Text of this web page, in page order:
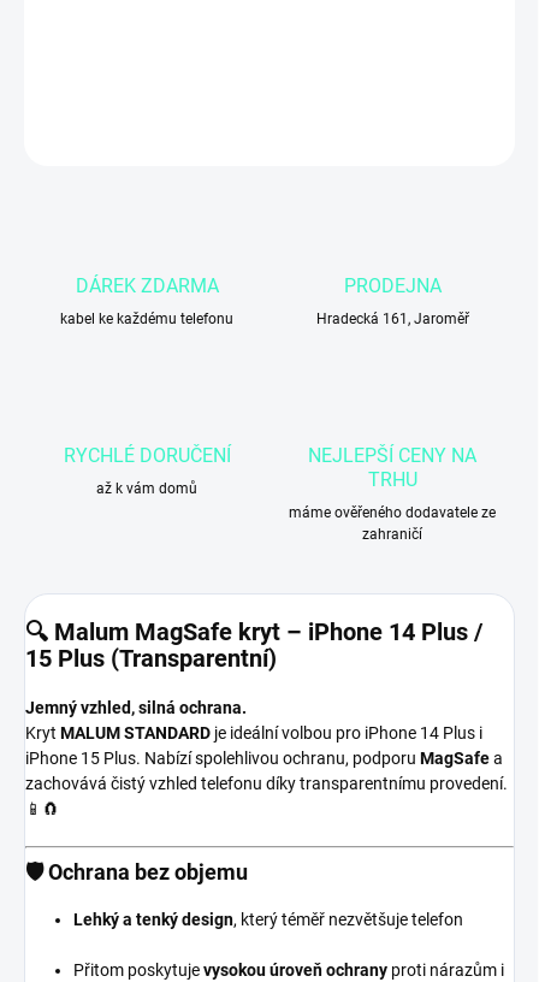
DÁREK ZDARMA
kabel ke každému telefonu
PRODEJNA
Hradecká 161, Jaroměř
RYCHLÉ DORUČENÍ
až k vám domů
NEJLEPŠÍ CENY NA
TRHU
máme ověřeného dodavatele ze
zahraničí
🔍 Malum MagSafe kryt – iPhone 14 Plus /
15 Plus (Transparentní)
Jemný vzhled, silná ochrana.
Kryt MALUM STANDARD je ideální volbou pro iPhone 14 Plus i
iPhone 15 Plus. Nabízí spolehlivou ochranu, podporu MagSafea
zachovává čistý vzhled telefonu díky transparentnímu provedení.
📱🧲
🛡️Ochrana bez objemu
Lehký a tenký design, který téměř nezvětšuje telefon
Přitom poskytujevysokou úroveň ochrany proti nárazům i